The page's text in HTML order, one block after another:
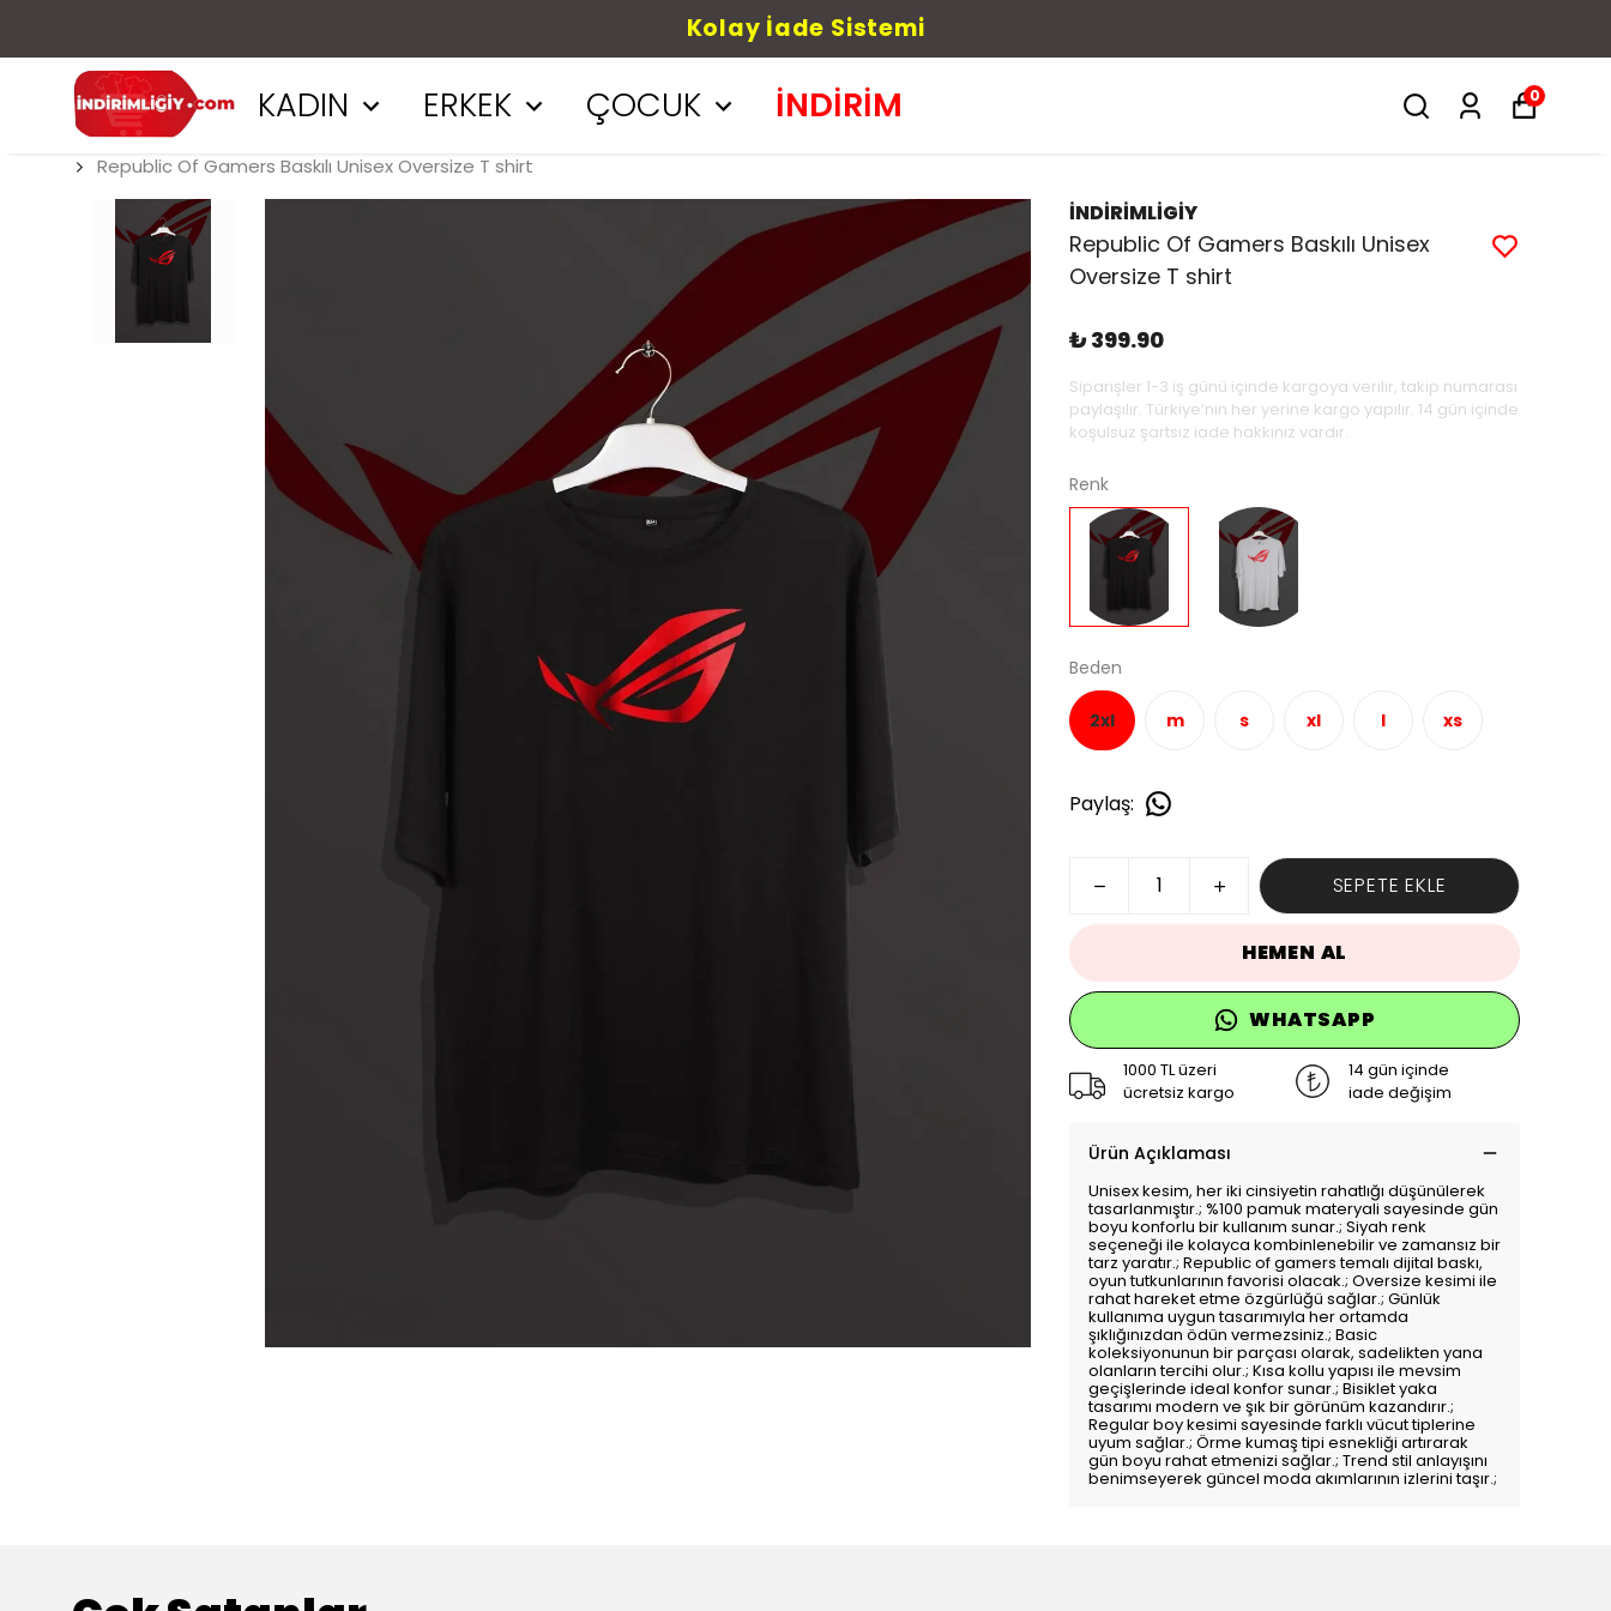
Kolay İade Sistemi
KADIN ERKEK ÇOCUK İNDİRİM 0
Republic Of Gamers Baskılı Unisex Oversize T shirt
İNDİRİMLİGİY
Republic Of Gamers Baskılı Unisex
Oversize T shirt
₺ 399.90
Siparişler 1-3 iş günü içinde kargoya verilir, takip numarası
paylaşılır. Türkiye’nin her yerine kargo yapılır. 14 gün içinde
koşulsuz şartsız iade hakkınız vardır.
Renk
Beden
2xl m s xl l xs
Paylaş:
SEPETE EKLE
HEMEN AL
WHATSAPP
1000 TL üzeri
ücretsiz kargo
14 gün içinde
iade değişim
Ürün Açıklaması
Unisex kesim, her iki cinsiyetin rahatlığı düşünülerek
tasarlanmıştır.; %100 pamuk materyali sayesinde gün
boyu konforlu bir kullanım sunar.; Siyah renk
seçeneği ile kolayca kombinlenebilir ve zamansız bir
tarz yaratır.; Republic of gamers temalı dijital baskı,
oyun tutkunlarının favorisi olacak.; Oversize kesimi ile
rahat hareket etme özgürlüğü sağlar.; Günlük
kullanıma uygun tasarımıyla her ortamda
şıklığınızdan ödün vermezsiniz.; Basic
koleksiyonunun bir parçası olarak, sadelikten yana
olanların tercihi olur.; Kısa kollu yapısı ile mevsim
geçişlerinde ideal konfor sunar.; Bisiklet yaka
tasarımı modern ve şık bir görünüm kazandırır.;
Regular boy kesimi sayesinde farklı vücut tiplerine
uyum sağlar.; Örme kumaş tipi esnekliği artırarak
gün boyu rahat etmenizi sağlar.; Trend stil anlayışını
benimseyerek güncel moda akımlarının izlerini taşır.;